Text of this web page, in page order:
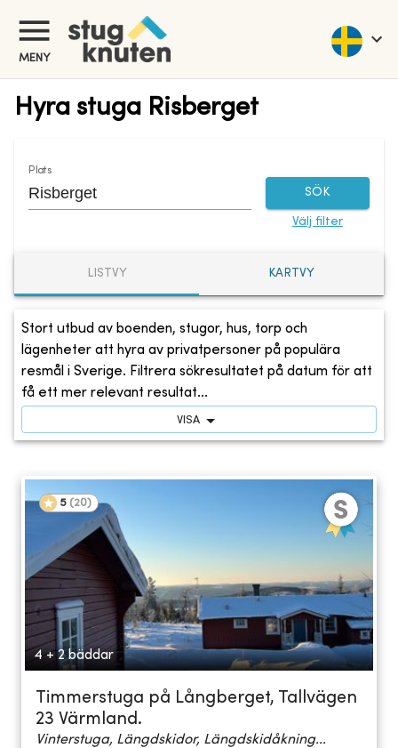
MENY
Hyra stuga Risberget
Plats
SÖK
Välj filter
LISTVY KARTVY
Stort utbud av boenden, stugor, hus, torp och
lägenheter att hyra av privatpersoner på populära
resmål i Sverige. Filtrera sökresultatet på datum för att
få ett mer relevant resultat...
VISA
5 (20)
4 + 2 bäddar
Timmerstuga på Långberget, Tallvägen
23 Värmland.
Vinterstuga, Längdskidor, Längdskidåkning...